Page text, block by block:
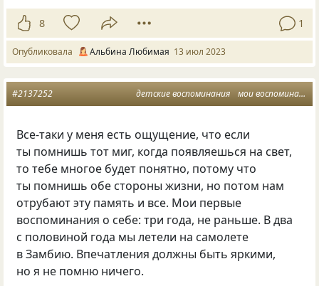
8 1
Опубликовала Альбина Любимая 13 июл 2023
детские воспоминания мои воспоминания
#2137252
Все-таки у меня есть ощущение, что если
ты помнишь тот миг, когда появляешься на свет,
то тебе многое будет понятно, потому что
ты помнишь обе стороны жизни, но потом нам
отрубают эту память и все. Мои первые
воспоминания о себе: три года, не раньше. В два
с половиной года мы летели на самолете
в Замбию. Впечатления должны быть яркими,
но я не помню ничего.